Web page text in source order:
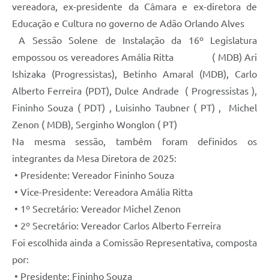
vereadora, ex-presidente da Câmara e ex-diretora de
Educação e Cultura no governo de Adão Orlando Alves
A Sessão Solene de Instalação da 16º Legislatura
empossou os vereadores Amália Ritta ( MDB) Ari
Ishizaka (Progressistas), Betinho Amaral (MDB), Carlo
Alberto Ferreira (PDT), Dulce Andrade ( Progressistas ),
Fininho Souza ( PDT) , Luisinho Taubner ( PT) , Michel
Zenon ( MDB), Serginho Wonglon ( PT)
Na mesma sessão, também foram definidos os
integrantes da Mesa Diretora de 2025:
• Presidente: Vereador Fininho Souza
• Vice-Presidente: Vereadora Amália Ritta
• 1º Secretário: Vereador Michel Zenon
• 2º Secretário: Vereador Carlos Alberto Ferreira
Foi escolhida ainda a Comissão Representativa, composta
por:
• Presidente: Fininho Souza